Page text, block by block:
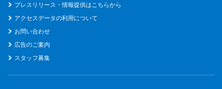
プレスリリース・情報提供はこちらから
アクセスデータの利用について
お問い合わせ
広告のご案内
スタッフ募集